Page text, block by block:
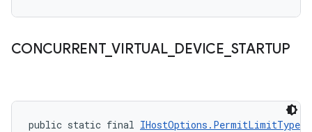
CONCURRENT_VIRTUAL_ DEVICE STARTUP
public static final IHostOptions.PermitLimitType